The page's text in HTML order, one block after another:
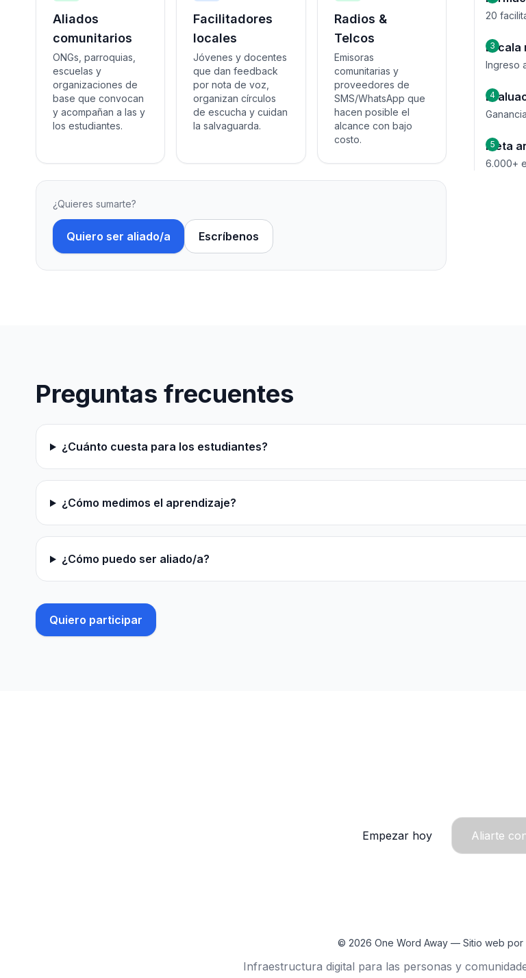
Aliados
comunitarios
ONGs, parroquias,
escuelas y
organizaciones de
base que convocan
y acompañan a las y
los estudiantes.
Facilitadores
locales
Jóvenes y docentes
que dan feedback
por nota de voz,
organizan círculos
de escucha y cuidan
la salvaguarda.
Radios &
Telcos
Emisoras
comunitarias y
proveedores de
SMS/WhatsApp que
hacen posible el
alcance con bajo
costo.
¿Quieres sumarte?
Quiero ser aliado/a Escríbenos
20
3
Escala
Ingreso
4
5
Meta
6.000+
Preguntas frecuentes
¿Cuánto cuesta para los estudiantes?
¿Cómo medimos el aprendizaje?
¿Cómo puedo ser aliado/a?
Quiero participar
Empezar hoy Aliarte
© 2026 One Word Away— Sitio web por
Infraestructura digital para las personas y